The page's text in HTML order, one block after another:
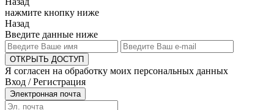
нажмите кнопку ниже
Назад
Введите данные ниже
ОТКРЫТЬ ДОСТУП
Я согласен на обработку моих персональных данных
Вход / Регистрация
Электронная почта